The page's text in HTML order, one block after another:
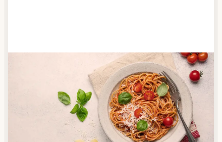
Anbieter finden
Nutzen Sie unsere große Mahlzeiten-Dienst-Suche,
um herauszufinden, welche Anbieter es in Ihrer
Region gibt und welcher am besten zu Ihnen passt.
Verschaffen Sie sich auch einen Überblick über die